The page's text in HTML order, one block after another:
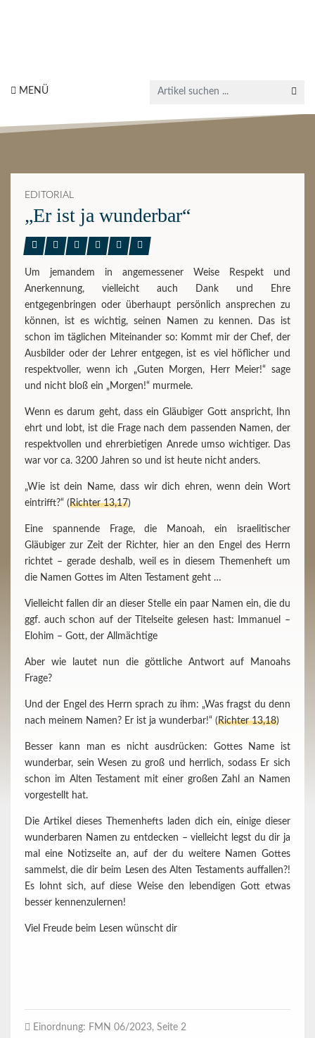
MENÜ
EDITORIAL
„Er ist ja wunderbar“
Um jemandem in angemessener Weise Respekt und
Anerkennung, vielleicht auch Dank und Ehre
entgegenbringen oder überhaupt persönlich ansprechen zu
können, ist es wichtig, seinen Namen zu kennen. Das ist
schon im täglichen Miteinander so: Kommt mir der Chef, der
Ausbilder oder der Lehrer entgegen, ist es viel höflicher und
respektvoller, wenn ich „Guten Morgen, Herr Meier!“ sage
und nicht bloß ein „Morgen!“ murmele.
Wenn es darum geht, dass ein Gläubiger Gott anspricht, Ihn
ehrt und lobt, ist die Frage nach dem passenden Namen, der
respektvollen und ehrerbietigen Anrede umso wichtiger. Das
war vor ca. 3200 Jahren so und ist heute nicht anders.
„Wie ist dein Name, dass wir dich ehren, wenn dein Wort
eintrifft?“ (Richter 13,17)
Eine spannende Frage, die Manoah, ein israelitischer
Gläubiger zur Zeit der Richter, hier an den Engel des Herrn
richtet – gerade deshalb, weil es in diesem Themenheft um
die Namen Gottes im Alten Testament geht …
Vielleicht fallen dir an dieser Stelle ein paar Namen ein, die du
ggf. auch schon auf der Titelseite gelesen hast: Immanuel –
Elohim – Gott, der Allmächtige
Aber wie lautet nun die göttliche Antwort auf Manoahs
Frage?
Und der Engel des Herrn sprach zu ihm: „Was fragst du denn
nach meinem Namen? Er ist ja wunderbar!“ (Richter 13,18)
Besser kann man es nicht ausdrücken: Gottes Name ist
wunderbar, sein Wesen zu groß und herrlich, sodass Er sich
schon im Alten Testament mit einer großen Zahl an Namen
vorgestellt hat.
Die Artikel dieses Themenhefts laden dich ein, einige dieser
wunderbaren Namen zu entdecken – vielleicht legst du dir ja
mal eine Notizseite an, auf der du weitere Namen Gottes
sammelst, die dir beim Lesen des Alten Testaments auffallen?!
Es lohnt sich, auf diese Weise den lebendigen Gott etwas
besser kennenzulernen!
Viel Freude beim Lesen wünscht dir
Einordnung: FMN 06/2023, Seite 2